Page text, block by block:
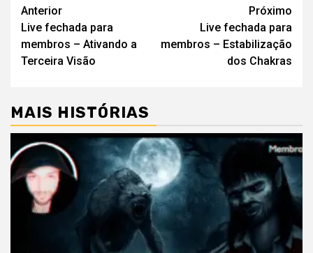
Navegação
de
artigos
Anterior
Live fechada para
membros – Ativando a
Terceira Visão
Próximo
Live fechada para
membros – Estabilização
dos Chakras
MAIS HISTÓRIAS